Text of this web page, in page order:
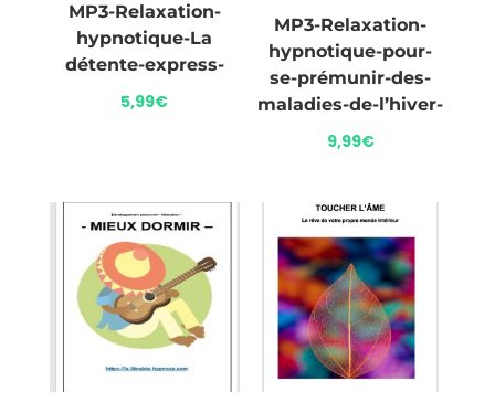
MP3-Relaxation-
hypnotique-La
détente-express-
5,99€
MP3-Relaxation-
hypnotique-pour-
se-prémunir-des-
maladies-de-l’hiver-
9,99€